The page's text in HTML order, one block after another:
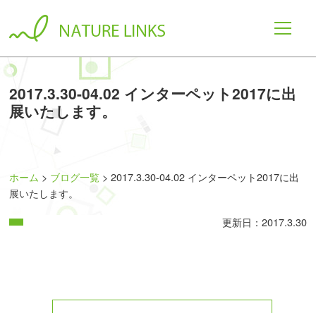
2017.3.30-04.02 インターペット2017に出
展いたします。
ホーム ブログ一覧
2017.3.30-04.02 インターペット2017に出
展いたします。
更新日：2017.3.30